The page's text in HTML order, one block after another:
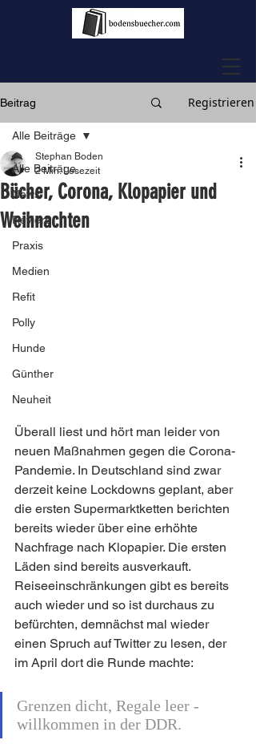
Beitrag Registrieren
Alle Beiträge
News
Reviere
Praxis
Medien
Refit
Polly
Hunde
Günther
Neuheit
Alle Beiträge
Bücher, Corona, Klopapier und
Weihnachten
Stephan Boden
2 Min. Lesezeit
Überall liest und hört man leider von
neuen Maßnahmen gegen die Corona-
Pandemie. In Deutschland sind zwar
derzeit keine Lockdowns geplant, aber
die ersten Supermarktketten berichten
bereits wieder über eine erhöhte
Nachfrage nach Klopapier. Die ersten
Läden sind bereits ausverkauft.
Reiseeinschränkungen gibt es bereits
auch wieder und so ist durchaus zu
befürchten, demnächst mal wieder
einen Spruch auf Twitter zu lesen, der
im April dort die Runde machte:
Grenzen dicht, Regale leer -
willkommen in der DDR.